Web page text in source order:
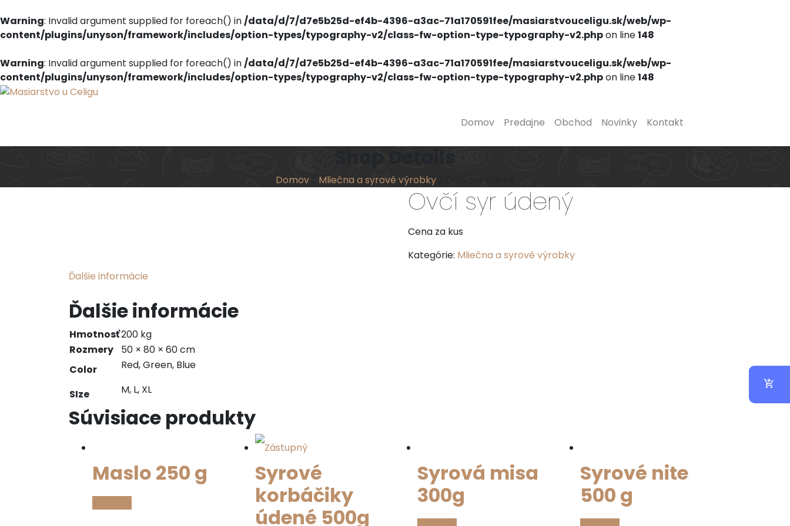
Warning: Invalid argument supplied for foreach() in/data/d/7/d7e5b25d-ef4b-4396-a3ac-71a170591fee/masiarstvouceligu.sk/web/wp-
content/plugins/unyson/framework/includes/option-types/typography-v2/class-fw-option-type-typography-v2.phpon line148
Warning: Invalid argument supplied for foreach() in/data/d/7/d7e5b25d-ef4b-4396-a3ac-71a170591fee/masiarstvouceligu.sk/web/wp-
content/plugins/unyson/framework/includes/option-types/typography-v2/class-fw-option-type-typography-v2.phpon line148
Domov Predajne Obchod Novinky Kontakt
Shop Details
Domov / Mliečna a syrové výrobky / Ovčí syr údený
Ovčí syr údený
Cena za kus
Kategórie: Mliečna a syrové výrobky
Ďalšie informácie
Ďalšie informácie
Hmotnosť200 kg
Rozmery
50 × 80 × 60 cm
Color
Red, Green, Blue
SIze M, L, XL
Súvisiace produkty
Maslo 250 g
Syrové
korbáčiky
údené 500g
Syrová misa
300g
Syrové nite
500 g